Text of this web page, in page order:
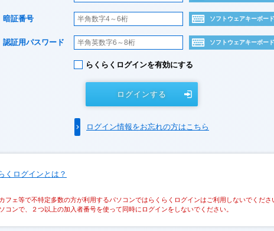
暗証番号 ソフトウェアキーボード
認証用パスワード ソフトウェアキーボード
らくらくログインを有効にする
ログインする
ログイン情報をお忘れの方はこちら
くログインとは？
フェ等で不特定多数の方が利用するパソコンではらくらくログインはご利用しないでくださ
コンで、２つ以上の加入者番号を使って同時にログインをしないでください。